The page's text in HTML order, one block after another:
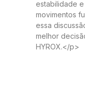
estabilidade
movimentos
essa
melhor
HYROX.</p>